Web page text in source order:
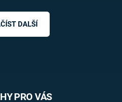
DALŠÍ
PRO VÁS